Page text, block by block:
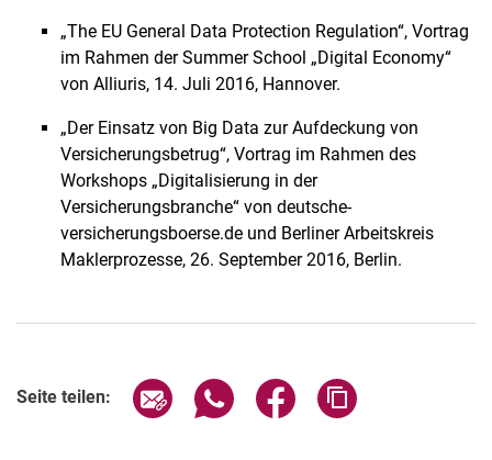
„The EU General Data Protection Regulation“, Vortrag
im Rahmen der Summer School „Digital Economy“
von Alliuris, 14. Juli 2016, Hannover.
„Der Einsatz von Big Data zur Aufdeckung von
Versicherungsbetrug“, Vortrag im Rahmen des
Workshops „Digitalisierung in der
Versicherungsbranche“ von deutsche-
versicherungsboerse.de und Berliner Arbeitskreis
Maklerprozesse, 26. September 2016, Berlin.
Seite teilen: Seite über E-Mail teilen
Seite über WhatsApp teilen
Seite über Facebook